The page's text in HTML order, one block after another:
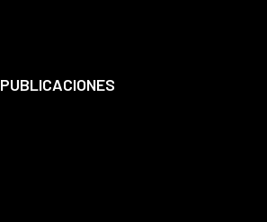
PUBLICACIONES